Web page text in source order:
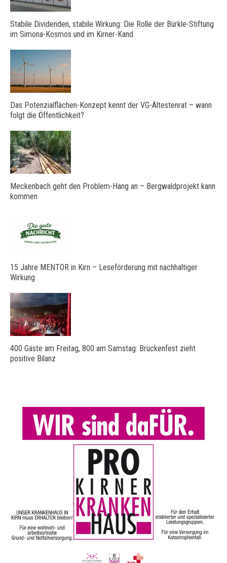
Stabile Dividenden, stabile Wirkung: Die Rolle der Bürkle-Stiftung
im Simona-Kosmos und im Kirner-Kand
Das Potenzialflächen-Konzept kennt der VG-Ältestenrat – wann
folgt die Öffentlichkeit?
Meckenbach geht den Problem-Hang an – Bergwaldprojekt kann
kommen
15 Jahre MENTOR in Kirn – Leseförderung mit nachhaltiger
Wirkung
400 Gäste am Freitag, 800 am Samstag: Brückenfest zieht
positive Bilanz